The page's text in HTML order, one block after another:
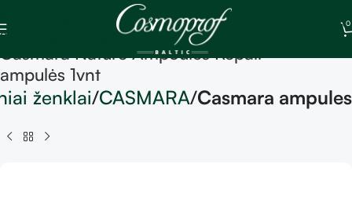
Skip to main content
0
Casmara Nature Ampoules Repair –
ampulės 1vnt
ženklai CASMARA Casmara ampules